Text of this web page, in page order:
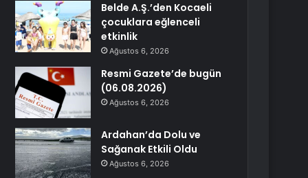
Belde A.Ş.’den Kocaeli
çocuklara eğlenceli
etkinlik
Ağustos 6, 2026
Resmi Gazete’de bugün
(06.08.2026)
Ağustos 6, 2026
Ardahan’da Dolu ve
Sağanak Etkili Oldu
Ağustos 6, 2026